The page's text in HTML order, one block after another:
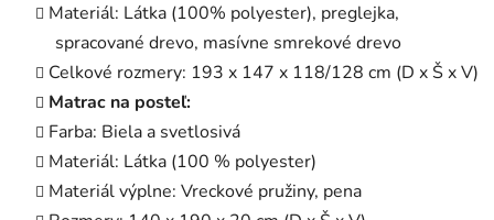
Materiál: Látka (100% polyester), preglejka,
spracované drevo, masívne smrekové drevo
Celkové rozmery: 193 x 147 x 118/128 cm (D x Š x V)
Matrac na posteľ:
Farba: Biela a svetlosivá
Materiál: Látka (100 % polyester)
Materiál výplne: Vreckové pružiny, pena